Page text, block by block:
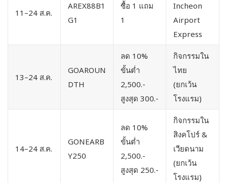
11–24 ส.ค.
AREX88B1
G1
ซื้อ 1 แถม
1
Incheon
Airport
Express
13–24 ส.ค.
GOAROUN
DTH
ลด 10%
ขั้นต่ำ
2,500.-
สูงสุด 300.-
กิจกรรมใน
ไทย
(ยกเว้น
โรงแรม)
14–24 ส.ค.
GONEARB
Y250
ลด 10%
ขั้นต่ำ
2,500.-
สูงสุด 250.-
กิจกรรมใน
สิงคโปร์ &
เวียดนาม
(ยกเว้น
โรงแรม)